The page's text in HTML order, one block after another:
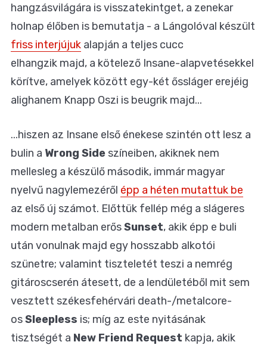
hangzásvilágára is visszatekintget, a zenekar
holnap élőben is bemutatja - a Lángolóval készült
friss interjújuk alapján a teljes cucc
elhangzik majd, a kötelező Insane-alapvetésekkel
körítve, amelyek között egy-két őssláger erejéig
alighanem Knapp Oszi is beugrik majd...
...hiszen az Insane első énekese szintén ott lesz a
bulin a Wrong Side színeiben, akiknek nem
mellesleg a készülő második, immár magyar
nyelvű nagylemezéről épp a héten mutattuk be
az első új számot. Előttük fellép még a slágeres
modern metalban erősSunset, akik épp e buli
után vonulnak majd egy hosszabb alkotói
szünetre; valamint tiszteletét teszi a nemrég
gitároscserén átesett, de a lendületéből mit sem
vesztett székesfehérvári death-/metalcore-
osSleepless is; míg az este nyitásának
tisztségét a New Friend Request kapja, akik